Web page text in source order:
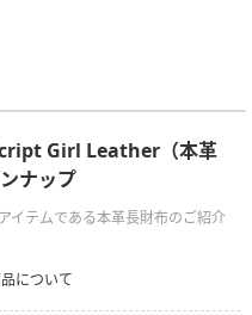
Girl Leather（本革
ナップ
イテムである本革長財布のご紹介
について